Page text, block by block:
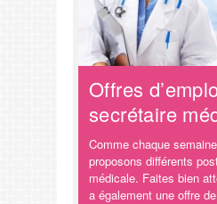
Offres
secrétaire
Comme chaque
proposons différents
médicale. Faites bien
a également une offre